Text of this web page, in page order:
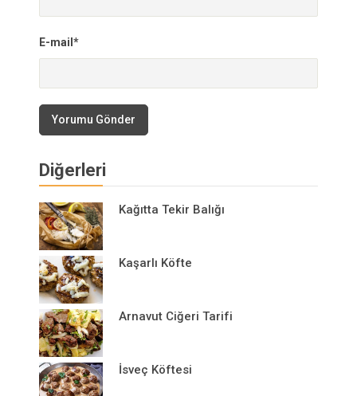
E-mail*
Yorumu Gönder
Diğerleri
Kağıtta Tekir Balığı
Kaşarlı Köfte
Arnavut Ciğeri Tarifi
İsveç Köftesi